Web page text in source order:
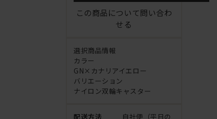
この商品について問い合わ
せる
選択商品情報
カラー
GN×カナリアイエロー
バリエーション
ナイロン双輪キャスター
配送方法
自社便（平日の